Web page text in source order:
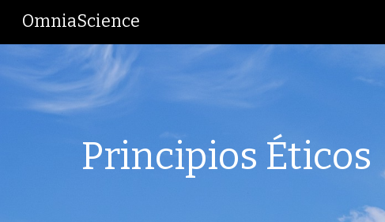
OmniaScience
Principios Éticos